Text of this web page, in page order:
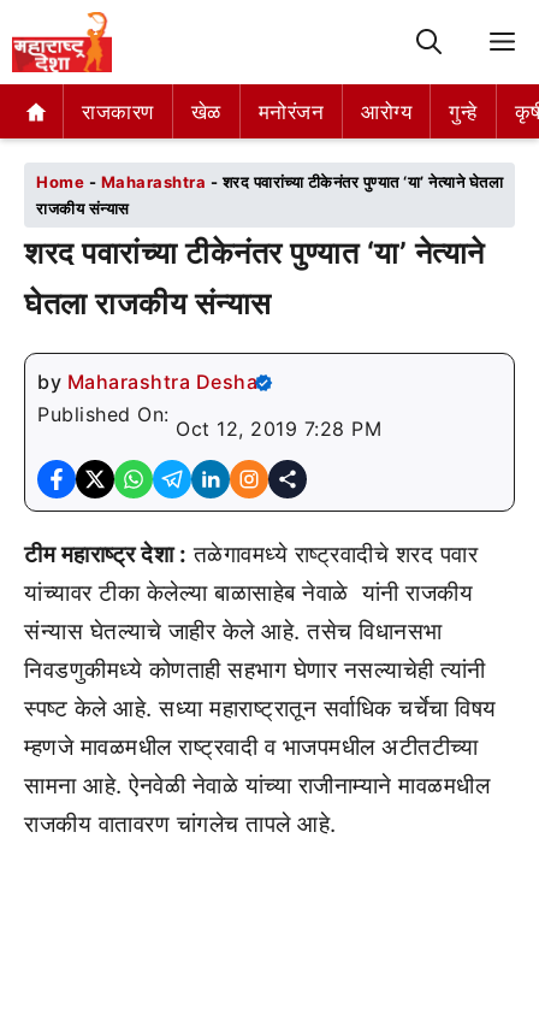
राजकारण खेळ मनोरंजन आरोग्य गुन्हे
राजकारण खेळ मनोरंजन आरोग्य गुन्हे
Home - Maharashtra -शरद पवारांच्या टीकेनंतर पुण्यात ‘या’ नेत्याने घेतला
राजकीय संन्यास
शरद पवारांच्या टीकेनंतर पुण्यात ‘या’ नेत्याने
घेतला राजकीय संन्यास
by Maharashtra Desha
Published On:
Oct 12, 2019 7:28 PM
टीम महाराष्ट्र देशा : तळेगावमध्ये राष्ट्रवादीचे शरद पवार
यांच्यावर टीका केलेल्या बाळासाहेब नेवाळे यांनी राजकीय
संन्यास घेतल्याचे जाहीर केले आहे. तसेच विधानसभा
निवडणुकीमध्ये कोणताही सहभाग घेणार नसल्याचेही त्यांनी
स्पष्ट केले आहे. सध्या महाराष्ट्रातून सर्वाधिक चर्चेचा विषय
म्हणजे मावळमधील राष्ट्रवादी व भाजपमधील अटीतटीच्या
सामना आहे. ऐनवेळी नेवाळे यांच्या राजीनाम्याने मावळमधील
राजकीय वातावरण चांगलेच तापले आहे.